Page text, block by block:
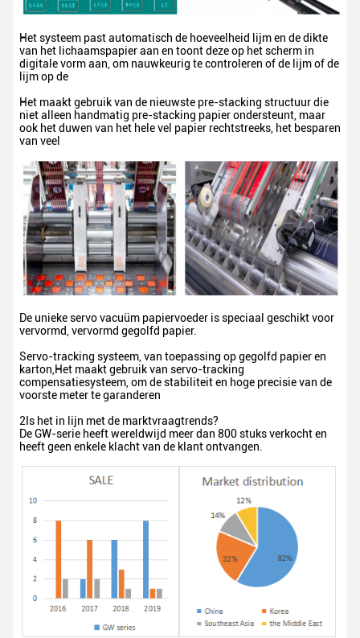
Het systeem past automatisch de hoeveelheid lijm en de dikte
van het lichaamspapier aan en toont deze op het scherm in
digitale vorm aan, om nauwkeurig te controleren of de lijm of de
lijm op de
Het maakt gebruik van de nieuwste pre-stacking structuur die
niet alleen handmatig pre-stacking papier ondersteunt, maar
ook het duwen van het hele vel papier rechtstreeks, het besparen
van veel
De unieke servo vacuüm papiervoeder is speciaal geschikt voor
vervormd, vervormd gegolfd papier.
Servo-tracking systeem, van toepassing op gegolfd papier en
karton,Het maakt gebruik van servo-tracking
compensatiesysteem, om de stabiliteit en hoge precisie van de
voorste meter te garanderen
2Is het in lijn met de marktvraagtrends?
De GW-serie heeft wereldwijd meer dan 800 stuks verkocht en
heeft geen enkele klacht van de klant ontvangen.